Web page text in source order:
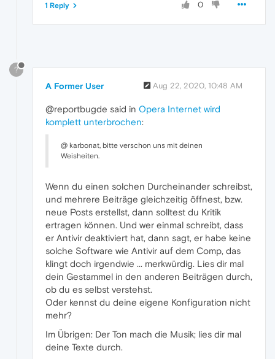
0
1 Reply
?
A Former User Aug 22, 2020, 10:48 AM
@reportbugde said in Opera Internet wird
komplett unterbrochen:
@ karbonat, bitte verschon uns mit deinen
Weisheiten.
Wenn du einen solchen Durcheinander schreibst,
und mehrere Beiträge gleichzeitig öffnest, bzw.
neue Posts erstellst, dann solltest du Kritik
ertragen können. Und wer einmal schreibt, dass
er Antivir deaktiviert hat, dann sagt, er habe keine
solche Software wie Antivir auf dem Comp, das
klingt doch irgendwie ... merkwürdig. Lies dir mal
dein Gestammel in den anderen Beiträgen durch,
ob du es selbst verstehst.
Oder kennst du deine eigene Konfiguration nicht
mehr?
Im Übrigen: Der Ton mach die Musik; lies dir mal
deine Texte durch.